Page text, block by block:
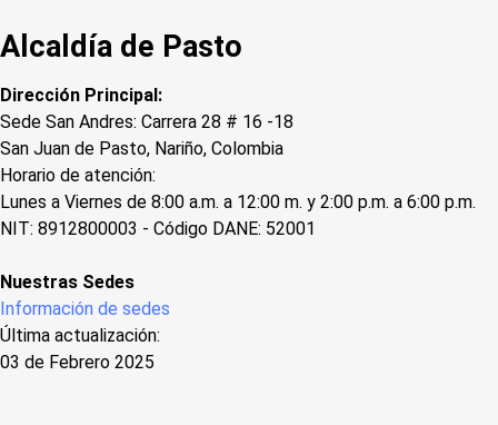
Alcaldía de Pasto
Dirección Principal:
Sede San Andres: Carrera 28 # 16 -18
San Juan de Pasto, Nariño, Colombia
Horario de atención:
Lunes a Viernes de 8:00 a.m. a 12:00 m. y 2:00 p.m. a 6:00 p.m.
NIT: 8912800003 - Código DANE: 52001
Nuestras Sedes
Información de sedes
Última actualización:
03 de Febrero 2025